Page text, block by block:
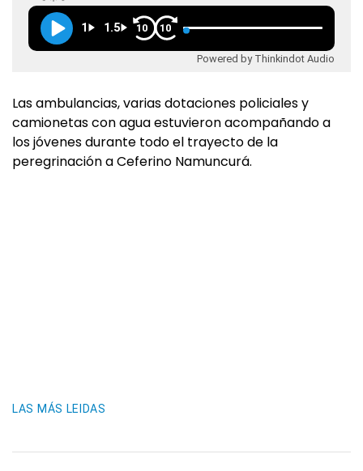
1 1.5 10 10
Powered by Thinkindot Audio
Las ambulancias, varias dotaciones policiales y
camionetas con agua estuvieron acompañando a
los jóvenes durante todo el trayecto de la
peregrinación a Ceferino Namuncurá.
LAS MÁS LEIDAS